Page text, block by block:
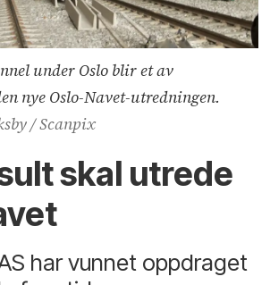
under Oslo blir et av
nye Oslo-Navet-utredningen.
/ Scanpix
skal utrede
har vunnet oppdraget